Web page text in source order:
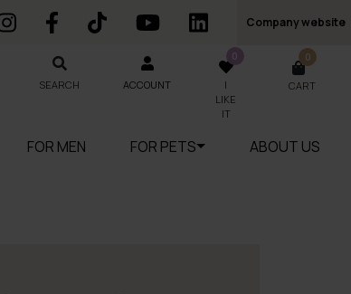
Company website
SEARCH ACCOUNT
0
I
LIKE
IT
0
CART
FOR MEN FOR PETS ABOUT US
SEARCH